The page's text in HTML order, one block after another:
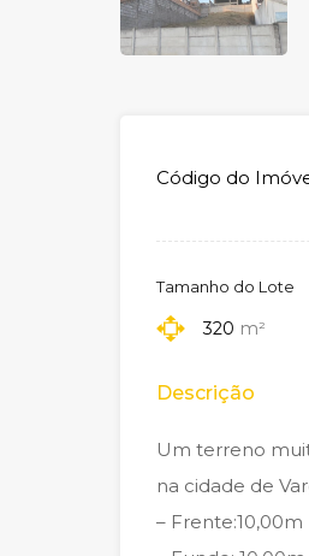
Código do
Tamanho do Lote
320 m²
Descrição
Um terreno
na cidade de
– Frente:10,00m